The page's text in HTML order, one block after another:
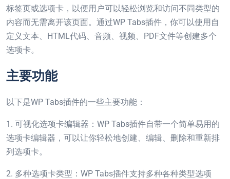
标签页或选项卡，以便用户可以轻松浏览和访问不同类型的
内容而无需离开该页面。通过WP Tabs插件，你可以使用自
定义文本、HTML代码、音频、视频、PDF文件等创建多个
选项卡。
主要功能
以下是WP Tabs插件的一些主要功能：
1. 可视化选项卡编辑器：WP Tabs插件自带一个简单易用的
选项卡编辑器，可以让你轻松地创建、编辑、删除和重新排
列选项卡。
2. 多种选项卡类型：WP Tabs插件支持多种各种类型选项